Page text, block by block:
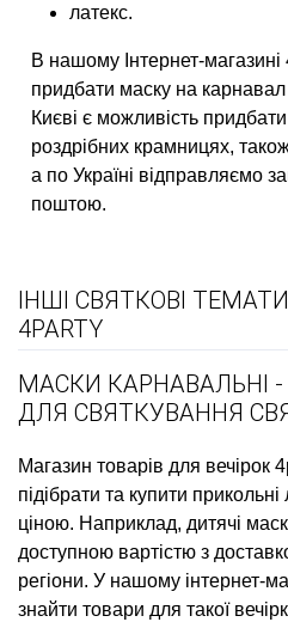
латекс.
В нашому Інтернет-
придбати маску на
Києві є можливість
роздрібних крамницях,
а по Україні відправляємо
поштою.
ІНШІ СВЯТКОВІ
4PARTY
МАСКИ КАРНАВАЛЬНІ
ДЛЯ СВЯТКУВАННЯ
Магазин товарів для вечірок
підібрати та купити прикольні
ціною. Наприклад, дитячі
доступною вартістю з
регіони. У нашому інтернет-
знайти товари для такої